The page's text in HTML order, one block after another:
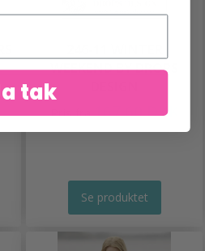
WEEKEND BY DROPS
Pris fra167,60 DKK
Se produktet
tak